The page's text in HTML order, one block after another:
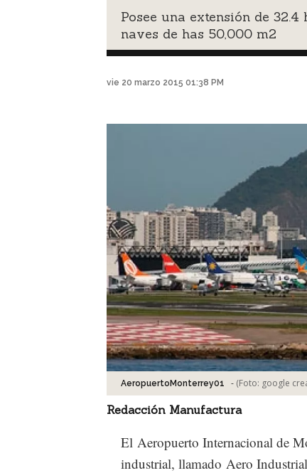
Posee una extensión de
naves de has 50,000 m2
vie 20 marzo 2015 01:38 PM
AeropuertoMonterrey01 - (Foto: google
Redacción Manufactura
El Aeropuerto Internacional de
industrial, llamado Aero